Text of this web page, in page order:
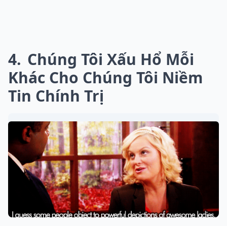
4 Chúng Tôi Xấu Hổ Mỗi
Khác Cho Chúng Tôi Niềm
Tin Chính Trị